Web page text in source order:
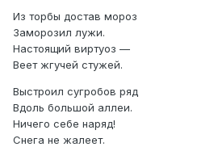
Из торбы достав мороз
Заморозил лужи.
Настоящий виртуоз —
Веет жгучей стужей.
Выстроил сугробов ряд
Вдоль большой аллеи.
Ничего себе наряд!
Снега не жалеет.